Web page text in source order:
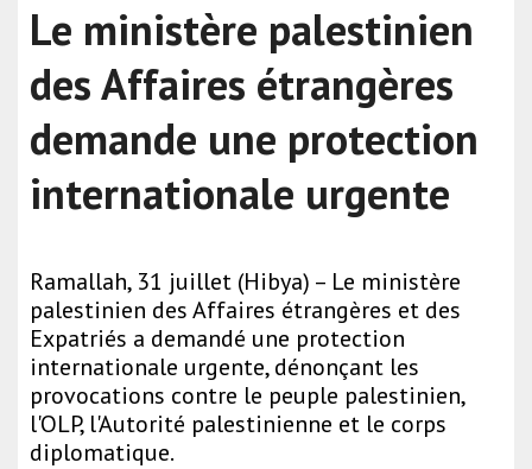
Le ministère palestinien
des Affaires étrangères
demande une protection
internationale urgente
Ramallah, 31 juillet (Hibya) – Le ministère
palestinien des Affaires étrangères et des
Expatriés a demandé une protection
internationale urgente, dénonçant les
provocations contre le peuple palestinien,
l'OLP, l'Autorité palestinienne et le corps
diplomatique.